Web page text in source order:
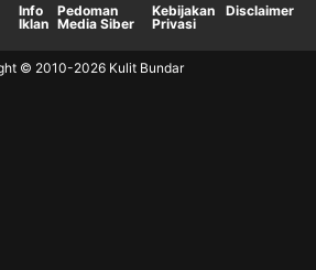
Info
Iklan
Pedoman
Media Siber
Kebijakan
Privasi
Disclaimer
© 2010-2026Kulit Bundar